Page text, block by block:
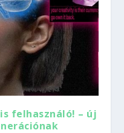
felhasználó! – új